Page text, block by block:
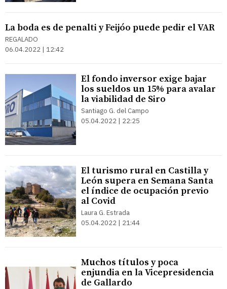
La boda es de penalti y Feijóo puede pedir el VAR
REGALADO
06.04.2022 | 12:42
El fondo inversor exige bajar
los sueldos un 15% para avalar
la viabilidad de Siro
Santiago G. del Campo
05.04.2022 | 22:25
El turismo rural en Castilla y
León supera en Semana Santa
el índice de ocupación previo
al Covid
Laura G. Estrada
05.04.2022 | 21:44
Muchos títulos y poca
enjundia en la Vicepresidencia
de Gallardo